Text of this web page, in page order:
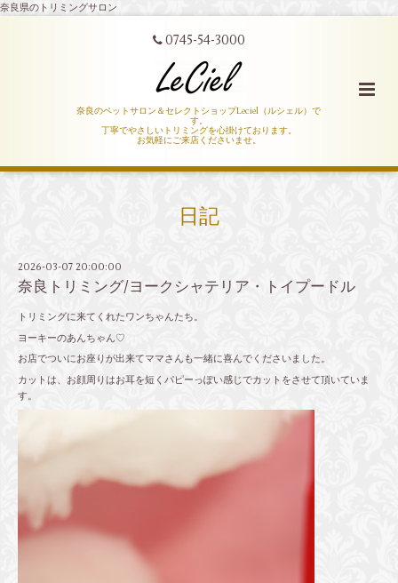
奈良県のトリミングサロン
0745-54-3000
奈良のペットサロン＆セレクトショップLeciel（ルシェル）で
す。
丁寧でやさしいトリミングを心掛けております。
お気軽にご来店くださいませ。
日記
2026-03-07 20:00:00
奈良トリミング/ヨークシャテリア・トイプードル
トリミングに来てくれたワンちゃんたち。
ヨーキーのあんちゃん♡
お店でついにお座りが出来てママさんも一緒に喜んでくださいました。
カットは、お顔周りはお耳を短くパピーっぽい感じでカットをさせて頂いていま
す。